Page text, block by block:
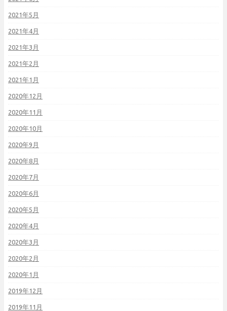
2021年5月
2021年4月
2021年3月
2021年2月
2021年1月
2020年12月
2020年11月
2020年10月
2020年9月
2020年8月
2020年7月
2020年6月
2020年5月
2020年4月
2020年3月
2020年2月
2020年1月
2019年12月
2019年11月